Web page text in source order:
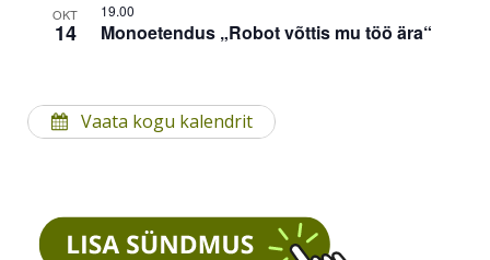
OKT
14 Monoetendus „Robot võttis mu töö ära“
19.00
Vaata kogu kalendrit